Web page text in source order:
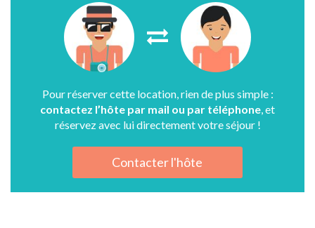
Pour réserver cette location, rien de plus simple :
contactez l’hôte par mail ou par téléphone , et
réservez avec lui directement votre séjour !
Contacter l'hôte